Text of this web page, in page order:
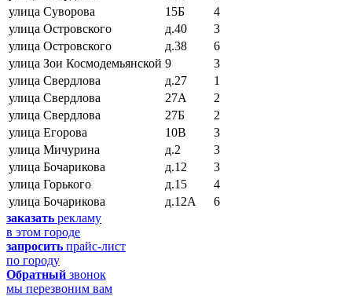
улица Суворова
15Б
4
улица Островского
д.40
3
улица Островского
д.38
6
улица Зои Космодемьянской 9
3
улица Свердлова
д.27
1
улица Свердлова
27А
2
улица Свердлова
27Б
2
улица Егорова
10В
3
улица Мичурина
д.2
3
улица Бочарикова
д.12
3
улица Горького
д.15
4
улица Бочарикова
д.12А
6
заказать рекламу
в этом городе
запросить прайс-лист
по городу
Обратный звонок
мы перезвоним вам